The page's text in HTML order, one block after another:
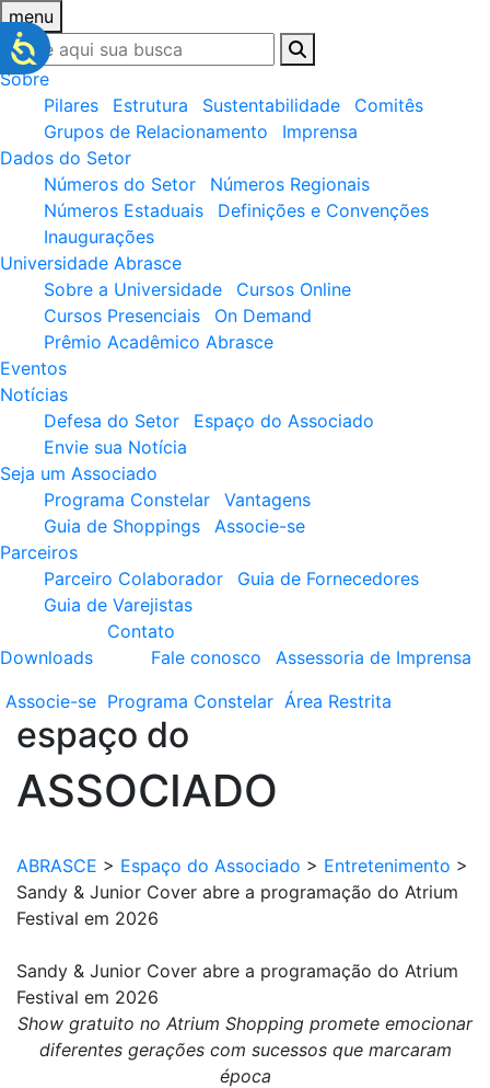
menu
Sobre
Pilares
Estrutura Sustentabilidade
Comitês
Grupos de Relacionamento
Imprensa
Dados do Setor
Números do Setor
Números Regionais
Números Estaduais
Definições e Convenções
Inaugurações
Universidade Abrasce
Sobre a Universidade
Cursos Online
Cursos Presenciais
On Demand
Prêmio Acadêmico Abrasce
Eventos
Notícias
Defesa do Setor
Espaço do Associado
Envie sua Notícia
Seja um Associado
Programa Constelar
Vantagens
Guia de Shoppings
Associe-se
Parceiros
Parceiro Colaborador
Guia de Fornecedores
Guia de Varejistas
Downloads
Contato
Fale conosco
Assessoria de Imprensa
Associe-se Programa Constelar Área Restrita
espaço do
ASSOCIADO
ABRASCE > Espaço do Associado > Entretenimento >
Sandy & Junior Cover abre a programação do Atrium
Festival em 2026
Sandy & Junior Cover abre a programação do Atrium
Festival em 2026
Show gratuito no Atrium Shopping promete emocionar
diferentes gerações com sucessos que marcaram
época